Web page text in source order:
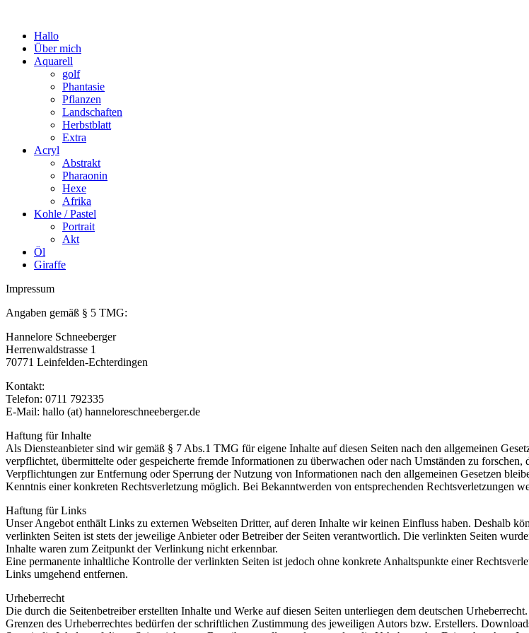
Hallo
Über mich
Aquarell
golf
Phantasie
Pflanzen
Landschaften
Herbstblatt
Extra
Acryl
Abstrakt
Pharaonin
Hexe
Afrika
Kohle / Pastel
Portrait
Akt
Öl
Giraffe
Impressum
Angaben gemäß § 5 TMG:
Hannelore Schneeberger
Herrenwaldstrasse 1
70771 Leinfelden-Echterdingen
Kontakt:
Telefon: 0711 792335
E-Mail: hallo (at) hanneloreschneeberger.de
Haftung für Inhalte
Als Diensteanbieter sind wir gemäß § 7 Abs.1 TMG für eigene Inhalte auf diesen Seiten nach den allgemeinen
verpflichtet, übermittelte oder gespeicherte fremde Informationen zu überwachen oder nach Umständen zu
Verpflichtungen zur Entfernung oder Sperrung der Nutzung von Informationen nach den allgemeinen Gesetzen
Kenntnis einer konkreten Rechtsverletzung möglich. Bei Bekanntwerden von entsprechenden Rechtsverletzungen
Haftung für Links
Unser Angebot enthält Links zu externen Webseiten Dritter, auf deren Inhalte wir keinen Einfluss haben. Deshalb
verlinkten Seiten ist stets der jeweilige Anbieter oder Betreiber der Seiten verantwortlich. Die verlinkten Seiten
Inhalte waren zum Zeitpunkt der Verlinkung nicht erkennbar.
Eine permanente inhaltliche Kontrolle der verlinkten Seiten ist jedoch ohne konkrete Anhaltspunkte einer
Links umgehend entfernen.
Urheberrecht
Die durch die Seitenbetreiber erstellten Inhalte und Werke auf diesen Seiten unterliegen dem deutschen
Grenzen des Urheberrechtes bedürfen der schriftlichen Zustimmung des jeweiligen Autors bzw. Erstellers.